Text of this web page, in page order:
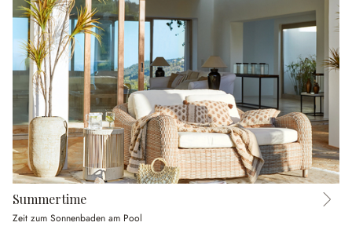
Summertime
Zeit zum Sonnenbaden am Pool